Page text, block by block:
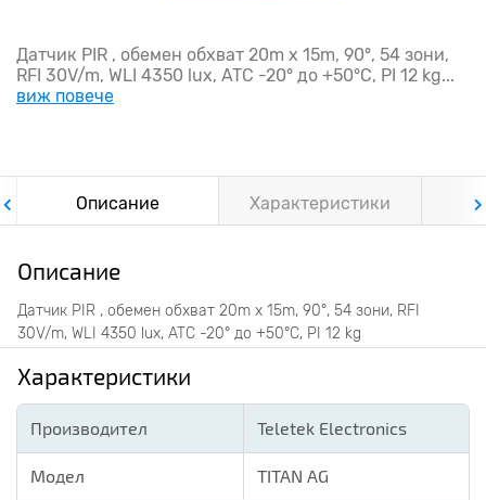
Датчик PIR , обемен обхват 20m х 15m, 90°, 54 зони,
RFI 30V/m, WLI 4350 lux, ATC -20° до +50°C, PI 12 kg...
виж повече
Описание Характеристики
Описание
Датчик PIR , обемен обхват 20m х 15m, 90°, 54 зони, RFI
30V/m, WLI 4350 lux, ATC -20° до +50°C, PI 12 kg
Характеристики
Производител Teletek Electronics
Модел TITAN AG